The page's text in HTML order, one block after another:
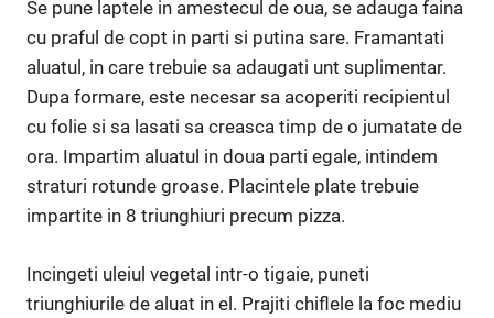
Se pune laptele in amestecul de oua, se adauga faina
cu praful de copt in parti si putina sare. Framantati
aluatul, in care trebuie sa adaugati unt suplimentar.
Dupa formare, este necesar sa acoperiti recipientul
cu folie si sa lasati sa creasca timp de o jumatate de
ora. Impartim aluatul in doua parti egale, intindem
straturi rotunde groase. Placintele plate trebuie
impartite in 8 triunghiuri precum pizza.
Incingeti uleiul vegetal intr-o tigaie, puneti
triunghiurile de aluat in el. Prajiti chiflele la foc mediu